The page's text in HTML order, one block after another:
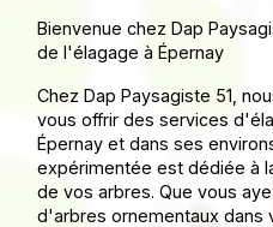
Bienvenue chez Dap
de l'élagage à Épernay
Chez Dap Paysagiste 51,
vous offrir des services
Épernay et dans ses
expérimentée est dédiée à
de vos arbres. Que vous
d'arbres ornementaux dans